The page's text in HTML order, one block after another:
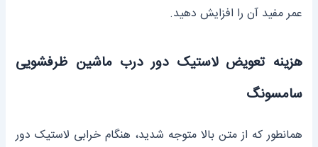
عمر مفید آن را افزایش دهید.
هزینه تعویض لاستیک دور درب ماشین ظرفشویی
سامسونگ
همانطور که از متن بالا متوجه شدید، هنگام خرابی لاستیک دور